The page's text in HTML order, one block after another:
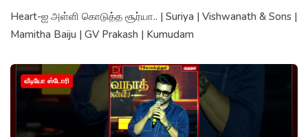
Heart-ஐ அள்ளி கொடுத்த சூர்யா.. | Suriya | Vishwanath & Sons |
Mamitha Baiju | GV Prakash | Kumudam
வீடியோ ஸ்டோரி